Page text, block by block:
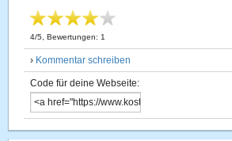
4/5 , Bewertungen: 1
› Kommentar schreiben
Code für deine Webseite: